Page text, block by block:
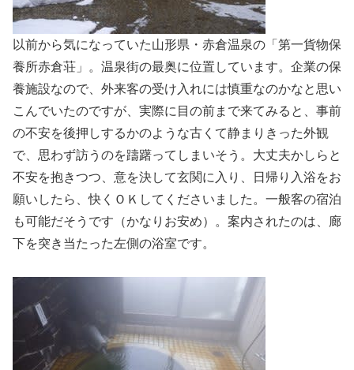
以前から気になっていた山形県・赤倉温泉の「第一貨物保
養所赤倉荘」。温泉街の最奥に位置しています。企業の保
養施設なので、外来客の受け入れには慎重なのかなと思い
こんでいたのですが、実際に目の前まで来てみると、事前
の不安を後押しするかのような古くて静まりきった外観
で、思わず訪うのを躊躇ってしまいそう。大丈夫かしらと
不安を抱きつつ、意を決して玄関に入り、日帰り入浴をお
願いしたら、快くＯＫしてくださいました。一般客の宿泊
も可能だそうです（かなりお安め）。案内されたのは、廊
下を突き当たった左側の浴室です。